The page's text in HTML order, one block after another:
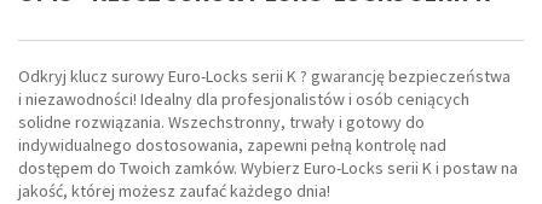
Odkryj klucz surowy Euro-Locks serii K ? gwarancję bezpieczeństwa
i niezawodności! Idealny dla profesjonalistów i osób ceniących
solidne rozwiązania. Wszechstronny, trwały i gotowy do
indywidualnego dostosowania, zapewni pełną kontrolę nad
dostępem do Twoich zamków. Wybierz Euro-Locks serii K i postaw na
jakość, której możesz zaufać każdego dnia!